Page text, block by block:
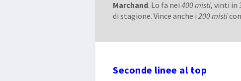
Marchand. Lo fa nei400 misti, vinti in
di stagione. Vince anche i200 misticon
Seconde linee al top